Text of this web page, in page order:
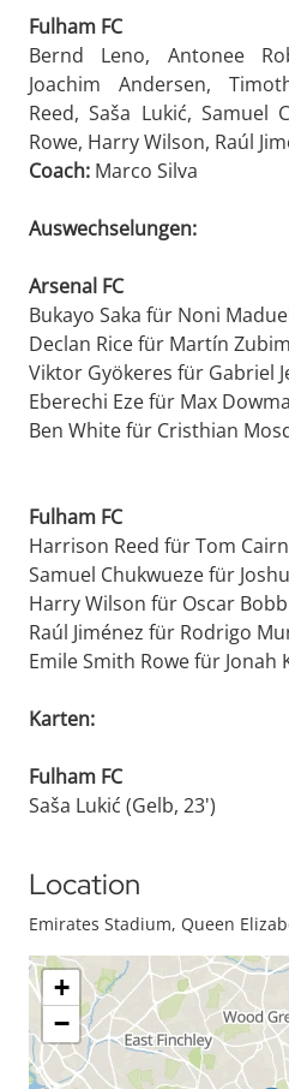
Fulham FC
Bernd Leno, Antonee
Joachim Andersen,
Reed, Saša Lukić, Samuel
Rowe, Harry Wilson, Raúl
Coach: Marco Silva
Auswechselungen:
Arsenal FC
Bukayo Saka für Noni
Declan Rice für Martín
Viktor Gyökeres für Gabriel
Eberechi Eze für Max
Ben White für Cristhian
Fulham FC
Harrison Reed für Tom
Samuel Chukwueze für
Harry Wilson für Oscar
Raúl Jiménez für Rodrigo
Emile Smith Rowe für Jonah
Karten:
Fulham FC
Saša Lukić (Gelb, 23')
Location
Emirates Stadium, Queen
+
−